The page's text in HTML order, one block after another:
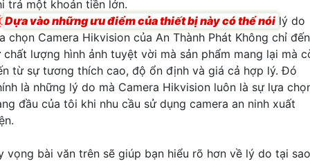
trả một khoản tiền lớn.
Dựa vào những ưu điểm của thiết bị này có thể nói lý do
chọn Camera Hikvision của An Thành Phát Không chỉ đến
chất lượng hình ảnh tuyệt vời mà sản phẩm mang lại mà
từ sự tương thích cao, độ ổn định và giá cả hợp lý. Đó
là những lý do mà Camera Hikvision luôn là sự lựa
đầu của tôi khi nhu cầu sử dụng camera an ninh xuất
vọng bài văn trên sẽ giúp bạn hiểu rõ hơn về lý do tại sao